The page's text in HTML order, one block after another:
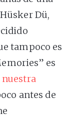
Dü,
tampoco es
es
nuestra
antes de